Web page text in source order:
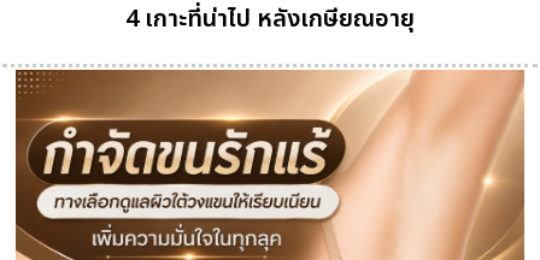
4 เกาะที่น่าไป หลังเกษียณอายุ